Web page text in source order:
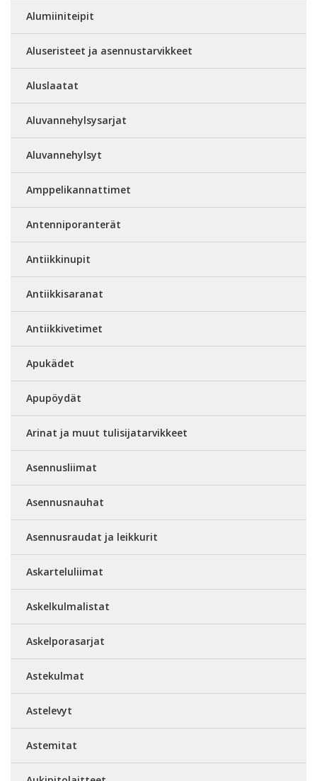
Alumiiniteipit
Aluseristeet ja asennustarvikkeet
Aluslaatat
Aluvannehylsysarjat
Aluvannehylsyt
Amppelikannattimet
Antenniporanterät
Antiikkinupit
Antiikkisaranat
Antiikkivetimet
Apukädet
Apupöydät
Arinat ja muut tulisijatarvikkeet
Asennusliimat
Asennusnauhat
Asennusraudat ja leikkurit
Askarteluliimat
Askelkulmalistat
Askelporasarjat
Astekulmat
Astelevyt
Astemitat